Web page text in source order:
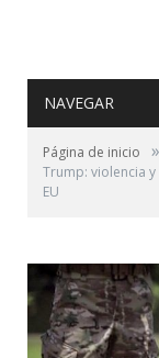
NAVEGAR
Página de inicio »
Trump: violencia
EU